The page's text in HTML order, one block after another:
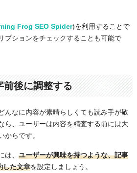
Frog SEO Spider)を利用することで
プションをチェックすることも可能で
前後に調整する
んなに内容が素晴らしくても読み手が敬
ら、ユーザーは内容を精査する前には大
からです。
は、 ユーザーが興味を持つような、記事
した文章を設定しましょう。